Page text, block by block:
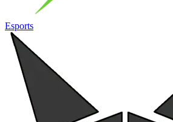
Esports